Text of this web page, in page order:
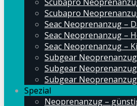
Scubapro
Seac Neoprenanzug –
Seac Neoprenanzug –
Seac Neoprenanzug –
Subgear
Subgear
Subgear
Spezial
Neoprenanzug –